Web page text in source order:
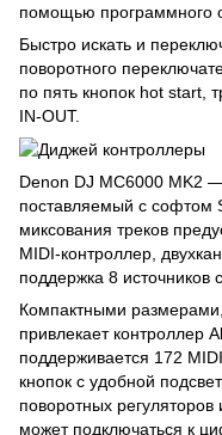
помощью программного
Быстро искать и
поворотного
по пять кнопок hot start,
IN-OUT.
Denon DJ MC6000 MK2
поставляемый с софтом
миксования треков
MIDI-контроллер,
поддержка 8 источников
Компактными
привлекает контроллер
поддерживается 172
кнопок с удобной
поворотных
может подключаться к